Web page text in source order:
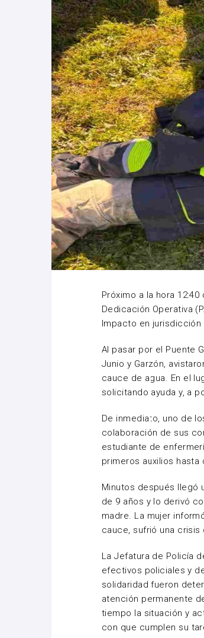
Próximo a la hora
Dedicación Operativa
Impacto en jurisdicción
Al pasar por el Puente
Junio y Garzón,
cauce de agua. En el
solicitando ayuda y, a
De inmediato, uno de
colaboración de sus
estudiante de
primeros auxilios
Minutos después llegó
de 9 años y lo derivó
madre. La mujer
cauce, sufrió una
La Jefatura de Policía
efectivos policiales y
solidaridad fueron
atención permanente
tiempo la situación y
con que cumplen su